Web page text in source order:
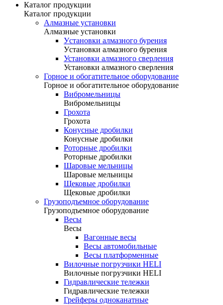
Каталог продукции
Каталог продукции
Алмазные установки
Алмазные установки
Уcтановки алмазного бурения
Уcтановки алмазного бурения
Установки алмазного сверления
Установки алмазного сверления
Горное и обогатительное оборудование
Горное и обогатительное оборудование
Вибромельницы
Вибромельницы
Грохота
Грохота
Конусные дробилки
Конусные дробилки
Роторные дробилки
Роторные дробилки
Шаровые мельницы
Шаровые мельницы
Щековые дробилки
Щековые дробилки
Грузоподъемное оборудование
Грузоподъемное оборудование
Весы
Весы
Вагонные весы
Весы автомобильные
Весы платформенные
Вилочные погрузчики HELI
Вилочные погрузчики HELI
Гидравлические тележки
Гидравлические тележки
Грейферы одноканатные